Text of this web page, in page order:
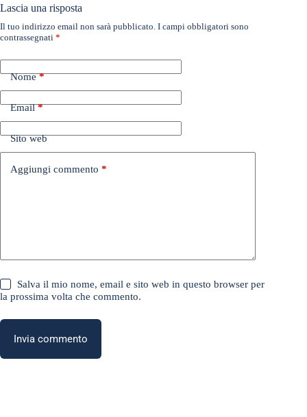
Lascia una risposta
Il tuo indirizzo email non sarà pubblicato. I campi obbligatori sono
contrassegnati *
Nome*
Email*
Sito web
Aggiungi commento *
Salva il mio nome, email e sito web in questo browser per
la prossima volta che commento.
Invia commento